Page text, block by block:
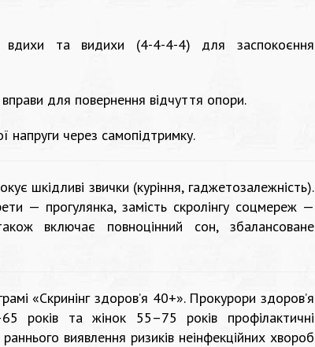
вдихи та видихи (4-4-4-4) для заспокоєння
для повернення відчуття опори.
напруги через самопідтримку.
шкідливі звички (куріння, гаджетозалежність).
— прогулянка, замість скролінгу соцмереж —
включає повноцінний сон, збалансоване
«Скринінг здоров’я 40+». Прокурори здоров’я
років та жінок 55–75 років профілактичні
виявлення ризиків неінфекційних хвороб